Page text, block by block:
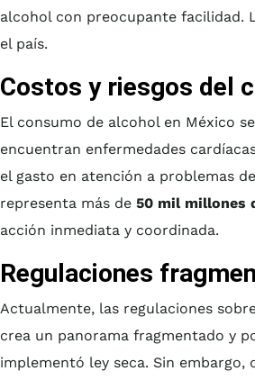
alcohol con preocupante facilidad.
el país.
Costos y riesgos del
El consumo de alcohol en México
encuentran enfermedades
el gasto en atención a problemas
representa más de 50 mil millones
acción inmediata y coordinada.
Regulaciones
Actualmente, las regulaciones
crea un panorama fragmentado y
implementó ley seca. Sin